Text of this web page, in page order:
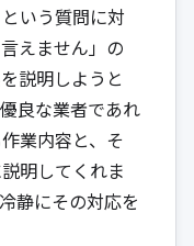
いう質問に対
えません」の
説明しようと
良な業者であれ
業内容と、そ
明してくれま
静にその対応を